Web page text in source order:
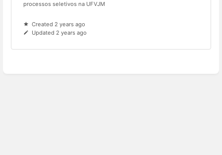
processos seletivos na UFVJM
Created 2 years ago
Updated 2 years ago